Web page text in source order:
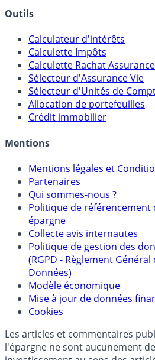
Calculateur d'intérêts
Calculette Impôts
Calculette Rachat Assurance
Sélecteur d'Assurance Vie
Sélecteur d'Unités de Compte
Allocation de portefeuilles
Mentions légales et
Partenaires
Qui sommes-nous ?
Politique de référencement
épargne
Collecte avis internautes
Politique de gestion des
(RGPD - Règlement Général
Données)
Modèle économique
Mise à jour de données
Cookies
Les articles et commentaires